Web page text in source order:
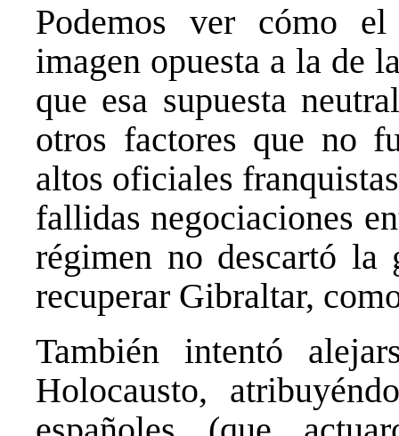
Podemos ver cómo
imagen opuesta a la de
que esa supuesta
otros factores que no
altos oficiales
fallidas negociaciones
régimen no descartó la
recuperar Gibraltar,
También intentó
Holocausto,